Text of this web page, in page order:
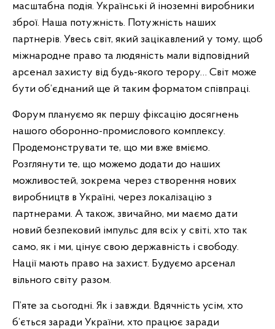
масштабна подія. Українські й іноземні виробники
зброї. Наша потужність. Потужність наших
партнерів. Увесь світ, який зацікавлений у тому, щоб
міжнародне право та людяність мали відповідний
арсенал захисту від будь-якого терору… Світ може
бути об’єднаний ще й таким форматом співпраці.
Форум плануємо як першу фіксацію досягнень
нашого оборонно-промислового комплексу.
Продемонструвати те, що ми вже вміємо.
Розглянути те, що можемо додати до наших
можливостей, зокрема через створення нових
виробництв в Україні, через локалізацію з
партнерами. А також, звичайно, ми маємо дати
новий безпековий імпульс для всіх у світі, хто так
само, як і ми, цінує свою державність і свободу.
Нації мають право на захист. Будуємо арсенал
вільного світу разом.
П’яте за сьогодні. Як і завжди. Вдячність усім, хто
б’ється заради України, хто працює заради